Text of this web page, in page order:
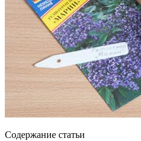
Содержание статьи